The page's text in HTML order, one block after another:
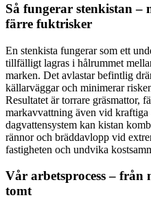
Så fungerar stenkistan –
färre fuktrisker
En stenkista fungerar som ett
tillfälligt lagras i hålrummet
marken. Det avlastar befintlig
källarväggar och minimerar
Resultatet är torrare gräsmattor,
markavvattning även vid
dagvattensystem kan kistan
rännor och bräddavlopp vid
fastigheten och undvika
Vår arbetsprocess –
tomt